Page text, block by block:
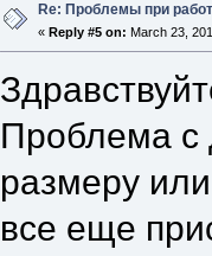
Re: Проблемы при
« Reply #5 on: March 23,
Проблема с
размеру
все еще